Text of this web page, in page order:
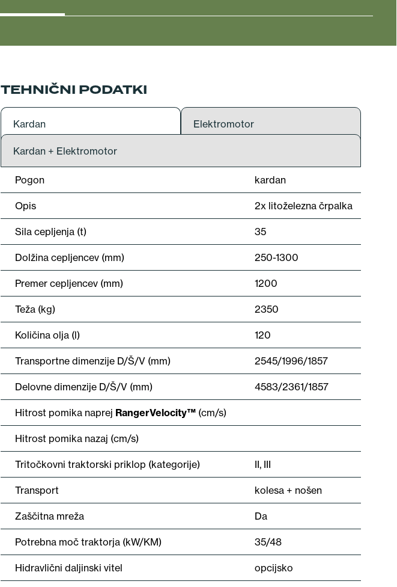
TEHNIČNI PODATKI
Kardan Elektromotor
Kardan + Elektromotor
Pogon kardan
Opis 2x litoželezna črpalka
Sila cepljenja (t) 35
Dolžina cepljencev (mm) 250-1300
Premer cepljencev (mm) 1200
Teža (kg) 2350
Količina olja (l) 120
Transportne dimenzije D/Š/V (mm) 2545/1996/1857
Delovne dimenzije D/Š/V (mm) 4583/2361/1857
Hitrost pomika naprej RangerVelocity™ (cm/s)
Hitrost pomika nazaj (cm/s)
Tritočkovni traktorski priklop (kategorije) II, III
Transport kolesa + nošen
Zaščitna mreža Da
Potrebna moč traktorja (kW/KM) 35/48
Hidravlični daljinski vitel opcijsko